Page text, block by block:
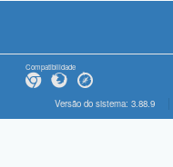
Compatibilidade
Versão do sistema: 3.88.9